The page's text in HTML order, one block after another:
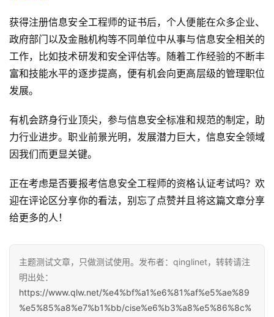
获得注册信息安全工程师的证书后，个人便能在众多企业、
政府部门以及金融机构等不同单位中从事与信息安全相关的
工作，比如技术研发和安全评估等。随着工作经验的不断丰
富和技能水平的逐步提高，便有机会向更高层级的管理职位
发展。
有机会跻身行业顶尖，参与信息安全标准和规范的制定，助
力行业进步。职业前景光明，发展潜力巨大，信息安全领域
因我们而更显关键。
正在考虑是否要报考信息安全工程师的资格认证考试吗？欢
迎在评论区分享你的看法，别忘了点赞并且将这篇文章分享
给更多的人！
主题测试文章，只做测试使用。发布者：qinglinet，转转请注
明出处：
https://www.qlw.net/%e4%bf%a1%e6%81%af%e5%ae%89
%e5%85%a8%e7%b1%bb/cise%e6%b3%a8%e5%86%8c%